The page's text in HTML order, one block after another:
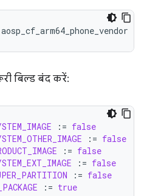
बिल्ड बंद करें:
:= false
:= false
:= false
:= false
:= false
:= true